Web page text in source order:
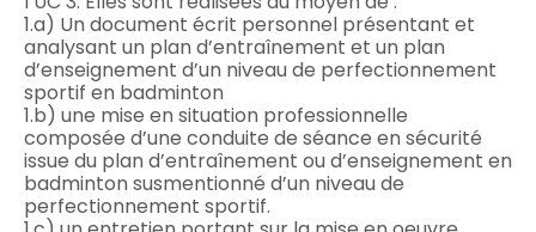
1.a) Un document écrit personnel présentant et
analysant un plan d’entraînement et un plan
d’enseignement d’un niveau de perfectionnement
sportif en badminton
1.b) une mise en situation professionnelle
composée d’une conduite de séance en sécurité
issue du plan d’entraînement ou d’enseignement en
badminton susmentionné d’un niveau de
perfectionnement sportif.